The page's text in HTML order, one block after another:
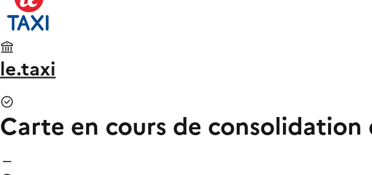
le.taxi
Carte en cours de